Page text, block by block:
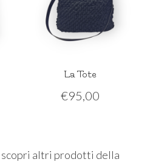
La Tote
€95,00
scopri altri prodotti della